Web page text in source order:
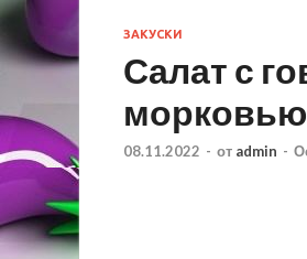
ЗАКУСКИ
Салат с
08.11.2022 - от admin -